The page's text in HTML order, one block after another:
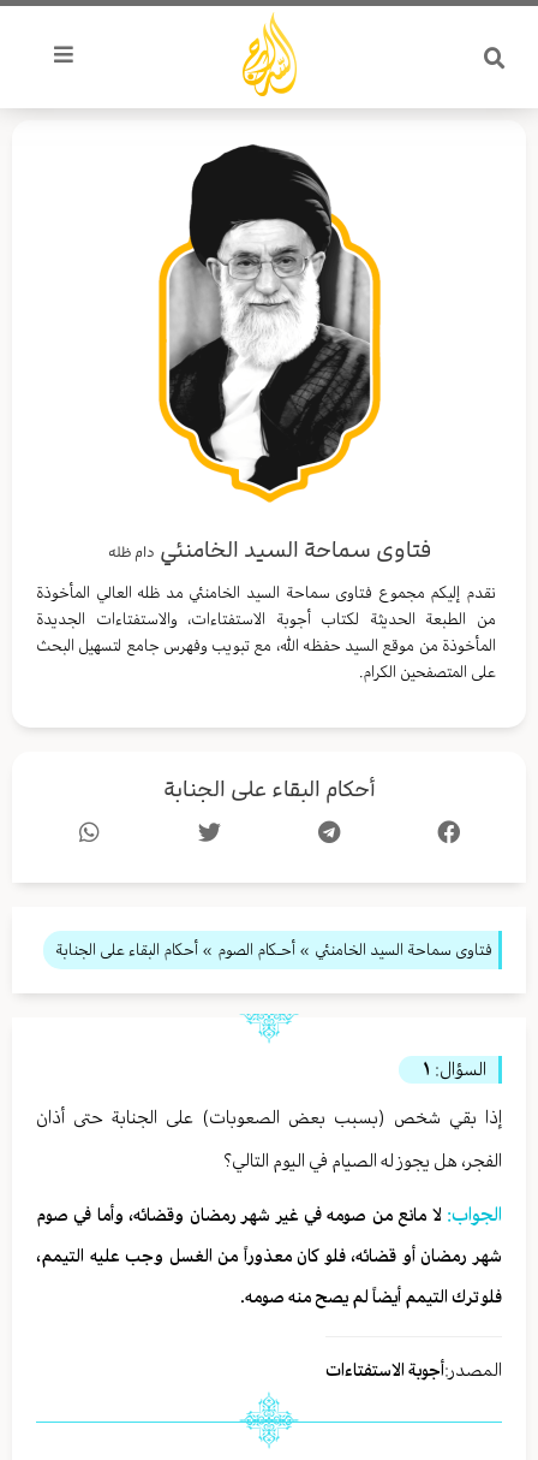
تخطي
المحتوى
فتاوى سماحة السيد الخامنئي دام ظله
نقدم إليكم مجموع فتاوى سماحة السيد الخامنئي مد ظله العالي المأخوذة
من الطبعة الحديثة لكتاب أجوبة الاستفتاءات، والاستفتاءات الجديدة
المأخوذة من موقع السيد حفظه الله، مع تبويب وفهرس جامع لتسهيل البحث
على المتصفحين الكرام.
أحكام البقاء على الجنابة
فتاوى سماحة السيد الخامنئي » أحـكام الصوم » أحكام البقاء على الجنابة
السؤال: ١
إذا بقي شخص (بسبب بعض الصعوبات) على الجنابة حتى أذان
الفجر، هل يجوز له الصيام في اليوم التالي؟
الجواب: لا مانع من صومه في غير شهر رمضان وقضائه، وأما في صوم
شهر رمضان أو قضائه، فلو كان معذوراً من الغسل وجب عليه التيمم،
فلو ترك التيمم أيضاً لم يصح منه صومه.
المصدر:أجوبة الاستفتاءات